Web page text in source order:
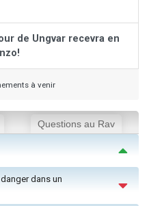
de Ungvar recevra en
à venir
Questions au Rav
danger dans un